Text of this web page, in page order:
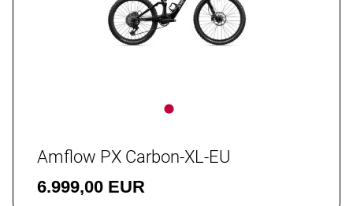
Amflow PX Carbon-XL-EU
6.999,00 EUR